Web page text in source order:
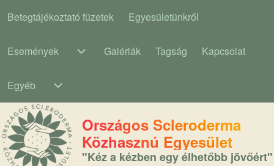
Main navigation
Betegtájékoztató füzetek Egyesületünkről
Események
Események sub-navigation
Galériák Tagság Kapcsolat
Egyéb
Országos Scleroderma
Közhasznú Egyesület
"Kéz a kézben egy élhetőbb jövőért"